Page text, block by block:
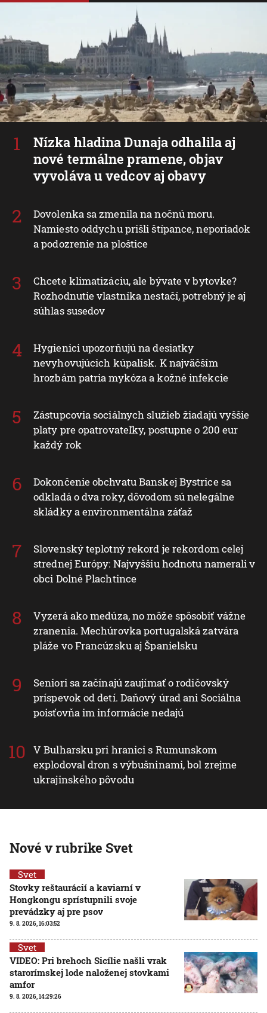
Nízka hladina Dunaja odhalila aj
nové termálne pramene, objav
vyvoláva u vedcov aj obavy
Dovolenka sa zmenila na nočnú moru.
Namiesto oddychu prišli štípance, neporiadok
a podozrenie na ploštice
Chcete klimatizáciu, ale bývate v bytovke?
Rozhodnutie vlastníka nestačí, potrebný je aj
súhlas susedov
Hygienici upozorňujú na desiatky
nevyhovujúcich kúpalísk. K najväčším
hrozbám patria mykóza a kožné infekcie
Zástupcovia sociálnych služieb žiadajú vyššie
platy pre opatrovateľky, postupne o 200 eur
každý rok
Dokončenie obchvatu Banskej Bystrice sa
odkladá o dva roky, dôvodom sú nelegálne
skládky a environmentálna záťaž
Slovenský teplotný rekord je rekordom celej
strednej Európy: Najvyššiu hodnotu namerali v
obci Dolné Plachtince
Vyzerá ako medúza, no môže spôsobiť vážne
zranenia. Mechúrovka portugalská zatvára
pláže vo Francúzsku aj Španielsku
Seniori sa začínajú zaujímať o rodičovský
príspevok od detí. Daňový úrad ani Sociálna
poisťovňa im informácie nedajú
V Bulharsku pri hranici s Rumunskom
explodoval dron s výbušninami, bol zrejme
ukrajinského pôvodu
Nové v rubrike Svet
Svet
Stovky reštaurácií a kaviarní v
Hongkongu sprístupnili svoje
prevádzky aj pre psov
9. 8. 2026, 16:03:52
Svet
VIDEO: Pri brehoch Sicílie našli vrak
starorímskej lode naloženej stovkami
amfor
9. 8. 2026, 14:29:26